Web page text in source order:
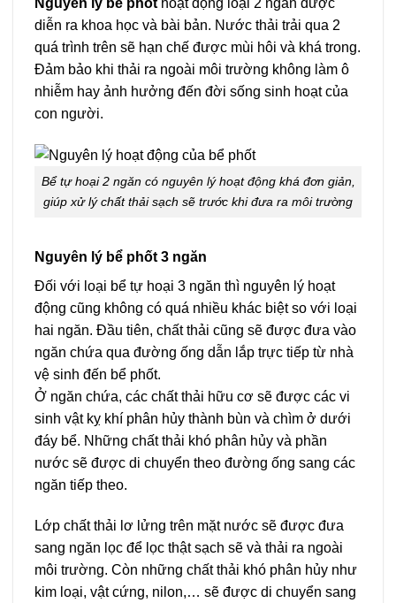
Nguyên lý bể phốthoạt động loại 2 ngăn được
diễn ra khoa học và bài bản. Nước thải trải qua 2
quá trình trên sẽ hạn chế được mùi hôi và khá trong.
Đảm bảo khi thải ra ngoài môi trường không làm ô
nhiễm hay ảnh hưởng đến đời sống sinh hoạt của
con người.
Bể tự hoại 2 ngăn có nguyên lý hoạt động khá đơn giản,
giúp xử lý chất thải sạch sẽ trước khi đưa ra môi trường
Nguyên lý bể phốt 3 ngăn
Đối với loại bể tự hoại 3 ngăn thì nguyên lý hoạt
động cũng không có quá nhiều khác biệt so với loại
hai ngăn. Đầu tiên, chất thải cũng sẽ được đưa vào
ngăn chứa qua đường ống dẫn lắp trực tiếp từ nhà
vệ sinh đến bể phốt.
Ở ngăn chứa, các chất thải hữu cơ sẽ được các vi
sinh vật kỵ khí phân hủy thành bùn và chìm ở dưới
đáy bể. Những chất thải khó phân hủy và phần
nước sẽ được di chuyển theo đường ống sang các
ngăn tiếp theo.
Lớp chất thải lơ lửng trên mặt nước sẽ được đưa
sang ngăn lọc để lọc thật sạch sẽ và thải ra ngoài
môi trường. Còn những chất thải khó phân hủy như
kim loại, vật cứng, nilon,… sẽ được di chuyển sang